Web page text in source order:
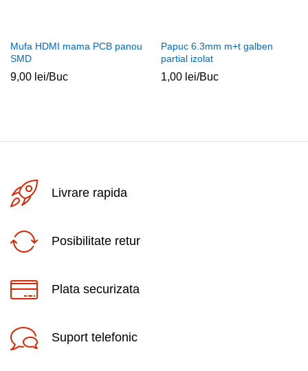
Mufa HDMI mama PCB panou
SMD
9,00 lei/Buc
Papuc 6.3mm m+t galben
partial izolat
1,00 lei/Buc
Livrare rapida
Posibilitate retur
Plata securizata
Suport telefonic